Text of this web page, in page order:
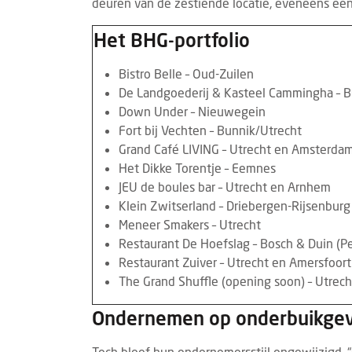
deuren van de zestiende locatie, eveneens
Het BHG-portfolio
Bistro Belle – Oud-Zuilen
De Landgoederij & Kasteel Cammingha –
Down Under – Nieuwegein
Fort bij Vechten – Bunnik/Utrecht
Grand Café LIVING – Utrecht en
Het Dikke Torentje – Eemnes
JEU de boules bar – Utrecht en Arnhem
Klein Zwitserland – Driebergen-Rijsenburg
Meneer Smakers – Utrecht
Restaurant De Hoefslag – Bosch & Duin
Restaurant Zuiver – Utrecht en Amersfoort
The Grand Shuffle (opening soon) –
Ondernemen op
FRANCHISEKETEN OPENING 7 AUGUSTUS 2026
Restaurantketen Zusje heeft haar deuren
geopend in Lelystad
Lelystad heeft er een nieuwe culinaire
hotspot bij. Zusje Lelystad heeft op
donderdag 6 augustus haar deuren
geopend. Op deze nieuwe locatie kunnen
ga...